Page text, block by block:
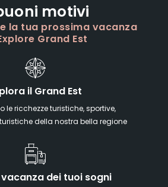
motivi
la tua prossima vacanza
Grand Est
il Grand Est
le ricchezze turistiche, sportive,
della nostra bella regione
dei tuoi sogni